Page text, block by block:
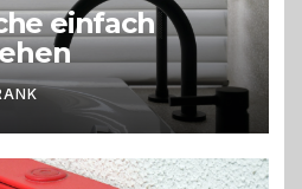
einfach